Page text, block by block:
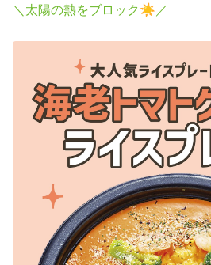
＼太陽の熱をブロック☀／